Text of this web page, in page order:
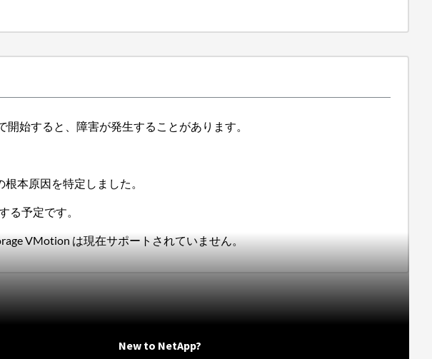
始すると、障害が発生することがあります。
本原因を特定しました。
る予定です。
VMotion は現在サポートされていません。
New to NetApp?